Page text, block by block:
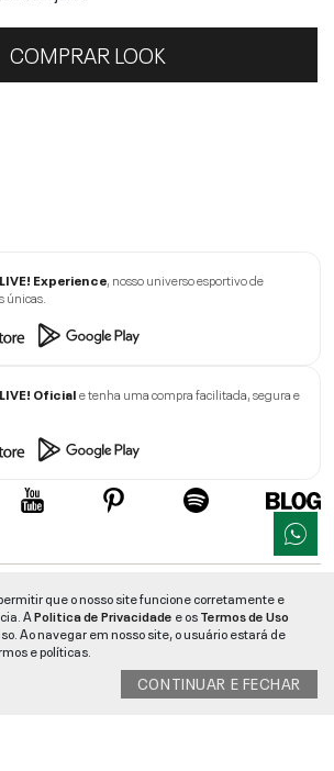
COMPRAR LOOK
LIVE! Experience, nosso universo esportivo de
únicas.
LIVE! Oficiale tenha uma compra facilitada, segura e
que o nosso site funcione corretamente e
APolitica de Privacidade e osTermos de Uso
Ao navegar em nosso site, o usuário estará de
e políticas.
CONTINUAR E FECHAR